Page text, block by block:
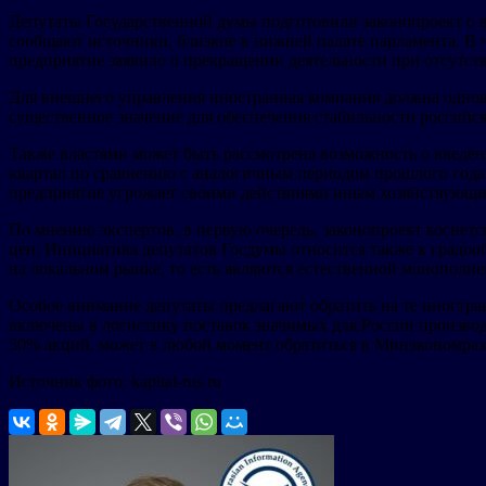
Депутаты Государственной думы подготовили законопроект
сообщают источники, близкие к нижней палате парламента. В
предприятие заявило о прекращении деятельности при
Для внешнего управления иностранная компания должна
существенное значение для обеспечения стабильности
Также властями может быть рассмотрена возможность о
квартал по сравнению с аналогичным периодом прошлого
предприятие угрожает своими действиями иным
По мнению экспертов, в первую очередь, законопроект
цен. Инициатива депутатов Госдумы относится также к
на локальном рынке, то есть являются естественной
Особое внимание депутаты предлагают обратить на те
включены в логистику поставок значимых для России
50% акций, может в любой момент обратиться в
Источник фото: kapital-rus.ru